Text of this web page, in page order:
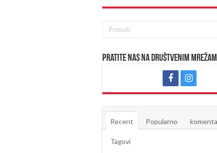
Pratite nas na društvenim
Recent Popularno
Tagovi